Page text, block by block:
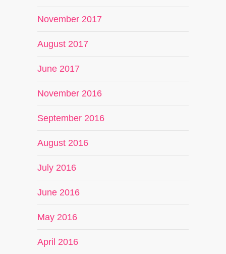
November 2017
August 2017
June 2017
November 2016
September 2016
August 2016
July 2016
June 2016
May 2016
April 2016